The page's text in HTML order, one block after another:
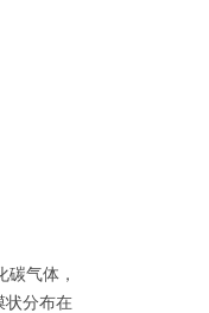
气体，
状分布在